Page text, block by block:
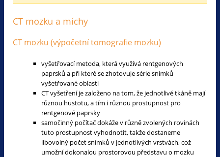
CT mozku a míchy
CT mozku (výpočetní tomografie mozku)
vyšetřovací metoda, která využívá rentgenových
paprsků a při které se zhotovuje série snímků
vyšetřované oblasti
CT vyšetření je založeno na tom, že jednotlivé tkáně mají
různou hustotu, a tím i různou prostupnost pro
rentgenové paprsky
samočinný počítač dokáže v různě zvolených rovinách
tuto prostupnost vyhodnotit, takže dostaneme
libovolný počet snímků v jednotlivých vrstvách, což
umožní dokonalou prostorovou představu o mozku